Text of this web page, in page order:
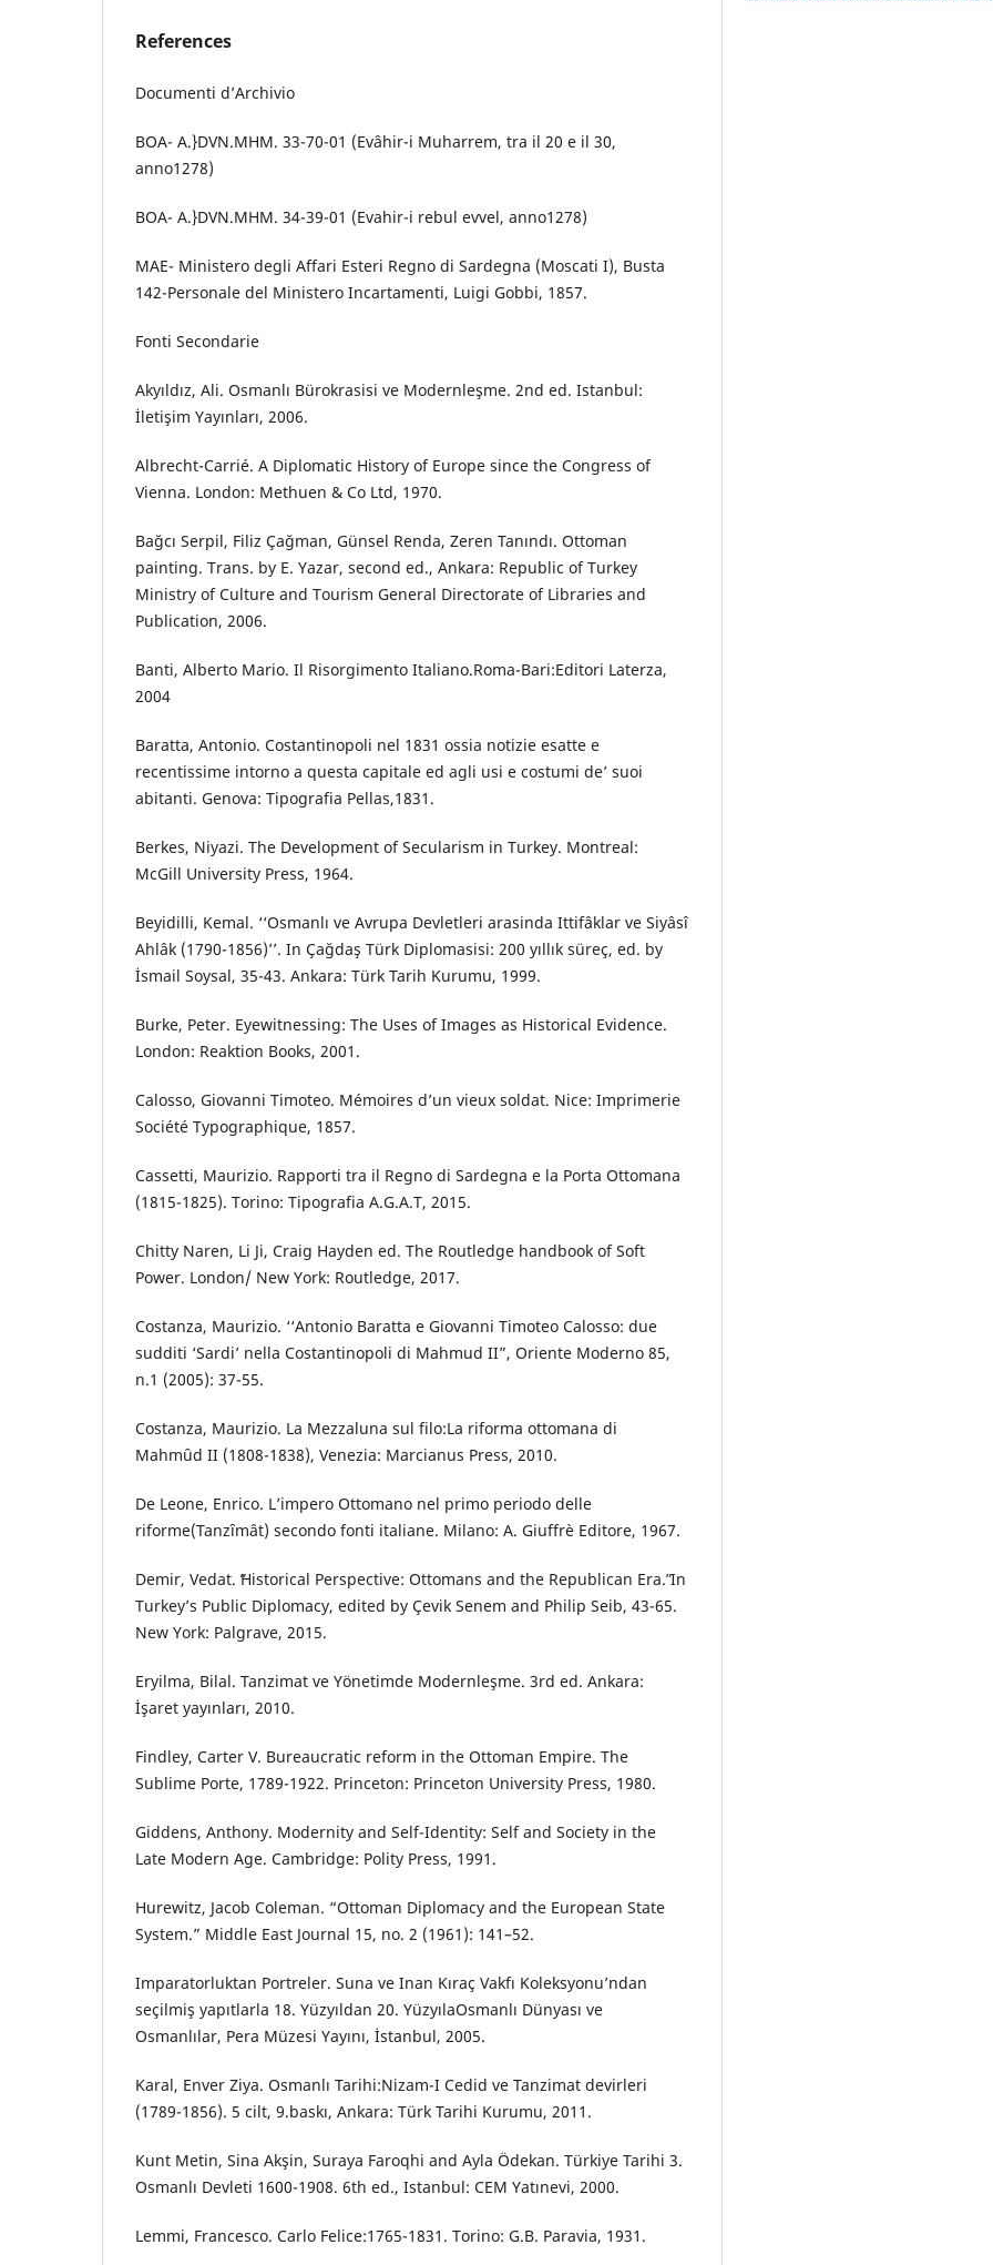
References
Documenti d’Archivio
BOA- A.}DVN.MHM. 33-70-01 (Evâhir-i Muharrem, tra il 20 e il 30,
anno1278)
BOA- A.}DVN.MHM. 34-39-01 (Evahir-i rebul evvel, anno1278)
MAE- Ministero degli Affari Esteri Regno di Sardegna (Moscati I), Busta
142-Personale del Ministero Incartamenti, Luigi Gobbi, 1857.
Fonti Secondarie
Akyıldız, Ali. Osmanlı Bürokrasisi ve Modernleşme. 2nd ed. Istanbul:
İletişim Yayınları, 2006.
Albrecht-Carrié. A Diplomatic History of Europe since the Congress of
Vienna. London: Methuen & Co Ltd, 1970.
Bağcı Serpil, Filiz Çağman, Günsel Renda, Zeren Tanındı. Ottoman
painting. Trans. by E. Yazar, second ed., Ankara: Republic of Turkey
Ministry of Culture and Tourism General Directorate of Libraries and
Publication, 2006.
Banti, Alberto Mario. Il Risorgimento Italiano.Roma-Bari:Editori Laterza,
2004
Baratta, Antonio. Costantinopoli nel 1831 ossia notizie esatte e
recentissime intorno a questa capitale ed agli usi e costumi de’ suoi
abitanti. Genova: Tipografia Pellas,1831.
Berkes, Niyazi. The Development of Secularism in Turkey. Montreal:
McGill University Press, 1964.
Beyidilli, Kemal. ‘‘Osmanlı ve Avrupa Devletleri arasinda Ittifâklar ve Siyâsî
Ahlâk (1790-1856)’’. In Çağdaş Türk Diplomasisi: 200 yıllık süreç, ed. by
İsmail Soysal, 35-43. Ankara: Türk Tarih Kurumu, 1999.
Burke, Peter. Eyewitnessing: The Uses of Images as Historical Evidence.
London: Reaktion Books, 2001.
Calosso, Giovanni Timoteo. Mémoires d’un vieux soldat. Nice: Imprimerie
Société Typographique, 1857.
Cassetti, Maurizio. Rapporti tra il Regno di Sardegna e la Porta Ottomana
(1815-1825). Torino: Tipografia A.G.A.T, 2015.
Chitty Naren, Li Ji, Craig Hayden ed. The Routledge handbook of Soft
Power. London/ New York: Routledge, 2017.
Costanza, Maurizio. ‘‘Antonio Baratta e Giovanni Timoteo Calosso: due
sudditi ‘Sardi’ nella Costantinopoli di Mahmud II”, Oriente Moderno 85,
n.1 (2005): 37-55.
Costanza, Maurizio. La Mezzaluna sul filo:La riforma ottomana di
Mahmȗd II (1808-1838), Venezia: Marcianus Press, 2010.
De Leone, Enrico. L’impero Ottomano nel primo periodo delle
riforme(Tanzȋmât) secondo fonti italiane. Milano: A. Giuffrè Editore, 1967.
Demir, Vedat. ʺHistorical Perspective: Ottomans and the Republican Era.ʺ In
Turkey’s Public Diplomacy, edited by Çevik Senem and Philip Seib, 43-65.
New York: Palgrave, 2015.
Eryilma, Bilal. Tanzimat ve Yönetimde Modernleşme. 3rd ed. Ankara:
İşaret yayınları, 2010.
Findley, Carter V. Bureaucratic reform in the Ottoman Empire. The
Sublime Porte, 1789-1922. Princeton: Princeton University Press, 1980.
Giddens, Anthony. Modernity and Self-Identity: Self and Society in the
Late Modern Age. Cambridge: Polity Press, 1991.
Hurewitz, Jacob Coleman. “Ottoman Diplomacy and the European State
System.” Middle East Journal 15, no. 2 (1961): 141–52.
Imparatorluktan Portreler. Suna ve Inan Kıraç Vakfı Koleksyonu’ndan
seçilmiş yapıtlarla 18. Yüzyıldan 20. YüzyılaOsmanlı Dünyası ve
Osmanlılar, Pera Müzesi Yayını, İstanbul, 2005.
Karal, Enver Ziya. Osmanlı Tarihi:Nizam-I Cedid ve Tanzimat devirleri
(1789-1856). 5 cilt, 9.baskı, Ankara: Türk Tarihi Kurumu, 2011.
Kunt Metin, Sina Akşin, Suraya Faroqhi and Ayla Ödekan. Türkiye Tarihi 3.
Osmanlı Devleti 1600-1908. 6th ed., Istanbul: CEM Yatınevi, 2000.
Lemmi, Francesco. Carlo Felice:1765-1831. Torino: G.B. Paravia, 1931.